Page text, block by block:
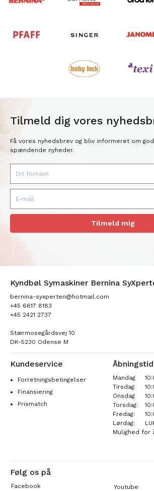
Tilmeld dig vores
Få vores nyhedsbrev og bliv informeret om
spændende nyheder.
Tilmeld mig
Kyndbøl Symaskiner Bernina
bernina-syxperten@hotmail.com
+45 6617 8183
+45 2421 2737
Stærmosegårdsvej 10
DK-5230 Odense M
Kundeservice
Forretningsbetingelser
Finansiering
Prismatch
Mandag
Tirsdag
Onsdag
Torsdag:
Fredag:
Lørdag:
Mulighed for
Følg os på
Facebook Youtube